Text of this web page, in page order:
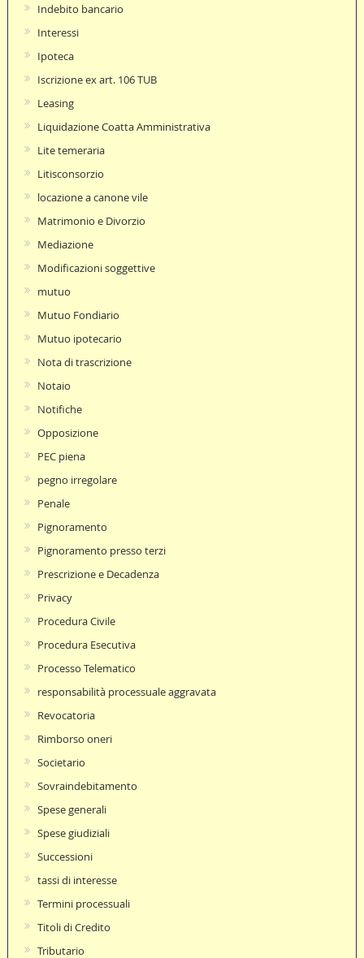
Indebito bancario
Interessi
Ipoteca
Iscrizione ex art. 106 TUB
Leasing
Liquidazione Coatta Amministrativa
Lite temeraria
Litisconsorzio
locazione a canone vile
Matrimonio e Divorzio
Mediazione
Modificazioni soggettive
mutuo
Mutuo Fondiario
Mutuo ipotecario
Nota di trascrizione
Notaio
Notifiche
Opposizione
PEC piena
pegno irregolare
Penale
Pignoramento
Pignoramento presso terzi
Prescrizione e Decadenza
Privacy
Procedura Civile
Procedura Esecutiva
Processo Telematico
responsabilità processuale aggravata
Revocatoria
Rimborso oneri
Societario
Sovraindebitamento
Spese generali
Spese giudiziali
Successioni
tassi di interesse
Termini processuali
Titoli di Credito
Tributario